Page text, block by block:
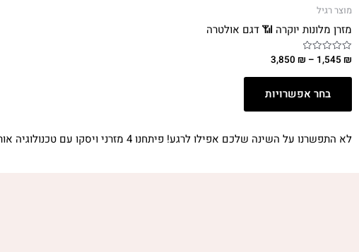
מוצר רגיל
מזרן מלונות יוקרה 📶 דגם אולטרה
דורג
מתוך
1,545 ₪
–
3,850 ₪
בחר אפשרויות
לא התפשרנו על השינה שלכם אפילו לרגע! פיתחנו 4 מזרני ויסקו עם טכנולוגיה אורטופדית, המתאימה את עצמה לכל מצבי השינה שלכם. כשתקומו בבוקר על מזרן ויסקו HUGG אנחנו מבטיחים לכם, שתרגישו את ההבדל.